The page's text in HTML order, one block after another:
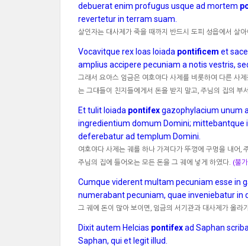
debuerat enim profugus usque ad mortem
revertetur in terram suam.
살인자는 대사제가 죽을 때까지 반드시 도피 성읍에서 살
Vocavitque rex Ioas Ioiada pontificem et
amplius accipere pecuniam a notis vestris,
그래서 요아스 임금은 여호야다 사제를 비롯하여 다른 사
는 그대들이 친지들에게서 돈을 받지 말고, 주님의 집의 부
Et tulit Ioiada pontifexgazophylacium unum
ingredientium domum Domini; mittebantque
deferebatur ad templum Domini.
여호야다 사제는 궤를 하나 가져다가 뚜껑에 구멍을 내어,
주님의 집에 들어오는 모든 돈을 그 궤에 넣게 하였다. (불
Cumque viderent multam pecuniam esse in
numerabant pecuniam, quae inveniebatur in
그 궤에 돈이 많아 보이면, 임금의 서기관과 대사제가 올라
Dixit autem Helcias pontifexad Saphan
Saphan, qui et legit illud.